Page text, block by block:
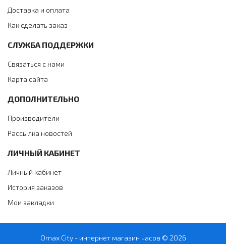
Доставка и оплата
Как сделать заказ
СЛУЖБА ПОДДЕРЖКИ
Связаться с нами
Карта сайта
ДОПОЛНИТЕЛЬНО
Производители
Рассылка новостей
ЛИЧНЫЙ КАБИНЕТ
Личный кабинет
История заказов
Мои закладки
Omax City - интернет магазин часов © 2026